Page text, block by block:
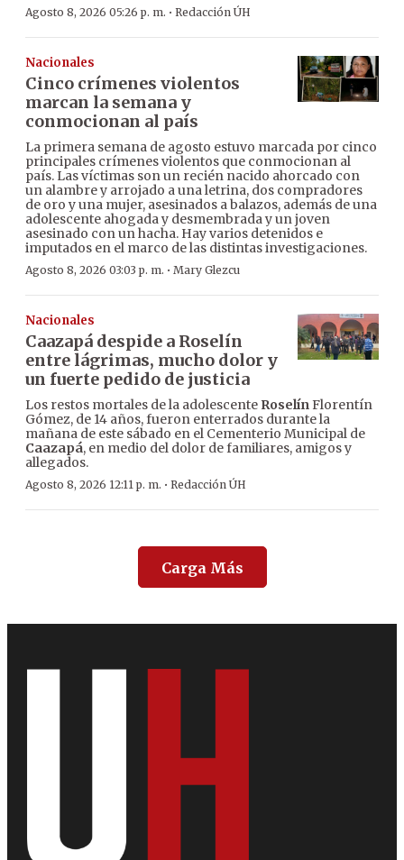
Agosto 8, 2026 05:26 p. m. · Redacción ÚH
Nacionales
Cinco crímenes violentos
marcan la semana y
conmocionan al país
La primera semana de agosto estuvo marcada por cinco
principales crímenes violentos que conmocionan al
país. Las víctimas son un recién nacido ahorcado con
un alambre y arrojado a una letrina, dos compradores
de oro y una mujer, asesinados a balazos, además de una
adolescente ahogada y desmembrada y un joven
asesinado con un hacha. Hay varios detenidos e
imputados en el marco de las distintas investigaciones.
Agosto 8, 2026 03:03 p. m. · Mary Glezcu
Nacionales
Caazapá despide a Roselín
entre lágrimas, mucho dolor y
un fuerte pedido de justicia
Los restos mortales de la adolescente RoselínFlorentín
Gómez, de 14 años, fueron enterrados durante la
mañana de este sábado en el Cementerio Municipal de
Caazapá, en medio del dolor de familiares, amigos y
allegados.
Agosto 8, 2026 12:11 p. m. · Redacción ÚH
Carga Más